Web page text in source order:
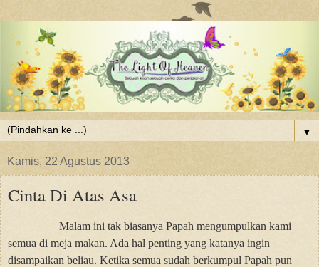
▼
Kamis, 22 Agustus 2013
Cinta Di Atas Asa
Malam ini tak biasanya Papah mengumpulkan kami
semua di meja makan. Ada hal penting yang katanya ingin
disampaikan beliau. Ketika semua sudah berkumpul Papah pun